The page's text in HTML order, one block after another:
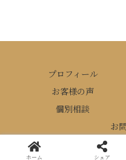
プロフィール
お客様の声
個別相談
お
© 2020 ひ
ホーム シェア